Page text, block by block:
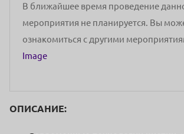
В ближайшее время проведение
мероприятия не планируется. Вы
ознакомиться с другими
Image
ОПИСАНИЕ: